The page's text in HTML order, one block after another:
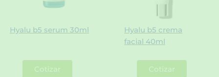
Hyalu b5 serum 30ml
Cotizar
Hyalu b5 crema
facial 40ml
Cotizar